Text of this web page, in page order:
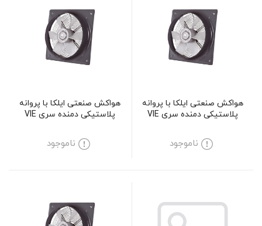
هواکش صنعتی ایلکا با پروانه
پلاستیکی دمنده سری VIE
ناموجود
هواکش صنعتی ایلکا با پروانه
پلاستیکی دمنده سری VIE
ناموجود